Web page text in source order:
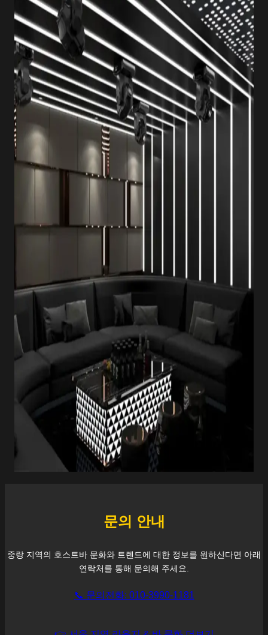
문의 안내
중랑 지역의 호스트바 문화와 트렌드에 대한 정보를 원하신다면 아래
연락처를 통해 문의해 주세요.
📞 문의전화: 010-3990-1181